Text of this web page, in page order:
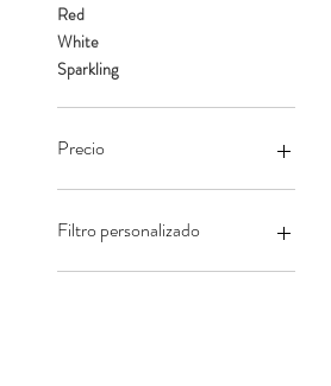
Red
White
Sparkling
Precio
Filtro personalizado
White